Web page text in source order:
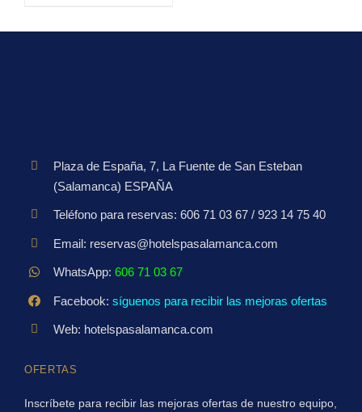
Plaza de España, 7, La Fuente de San Esteban
(Salamanca) ESPAÑA
Teléfono para reservas: 606 71 03 67 / 923 14 75 40
Email: reservas@hotelspasalamanca.com
WhatsApp: 606 71 03 67
Facebook: síguenos para recibir las mejoras ofertas
Web: hotelspasalamanca.com
OFERTAS
Inscríbete para recibir las mejoras ofertas de nuestro equipo,